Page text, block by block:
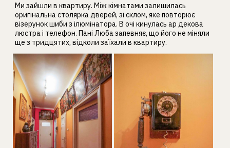
Ми зайшли в квартиру. Між кімнатами залишилась
оригінальна столярка дверей, зі склом, яке повторює
візерунок шиби з ілюмінатора. В очі кинулась ар декова
люстра і телефон. Пані Люба запевняє, що його не міняли
ще з тридцятих, відколи заїхали в квартиру.